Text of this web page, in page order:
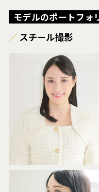
モデルのポートフォ
スチール撮影